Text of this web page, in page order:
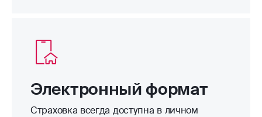
Электронный формат
Страховка всегда доступна в личном